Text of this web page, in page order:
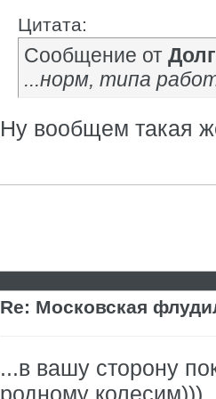
Цитата:
Сообщение от
...норм, типа
Ну вообщем такая
Re: Московская
...в вашу сторону
родному колесим)))